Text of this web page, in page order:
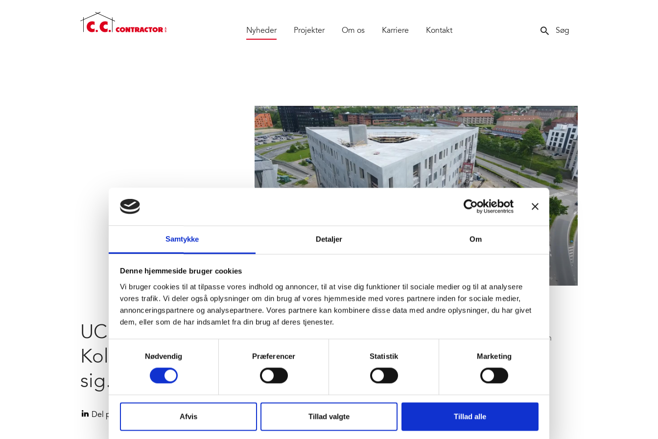
Samtykke Detaljer Om
Denne hjemmeside bruger cookies
Vi bruger cookies til at tilpasse vores indhold og annoncer, til at vise dig funktioner til sociale medier og til at analysere
vores trafik. Vi deler også oplysninger om din brug af vores hjemmeside med vores partnere inden for sociale medier,
annonceringspartnere og analysepartnere. Vores partnere kan kombinere disse data med andre oplysninger, du har givet
dem, eller som de har indsamlet fra din brug af deres tjenester.
Nødvendig
Præferencer Statistik Marketing
Afvis Tillad valgte Tillad alle
Nyheder Projekter Om os Karriere Kontakt search Søg
UC Syd Campus
Kolding rejser
sig…
Del på LinkedIn
07.06.2021 . DRONEVIDEO
UC SYD Campus Kolding har haft besøg af en dronepilot, som har fulgt byggeriet i en
Det er blevet til denne lille
Du kan læse mere om byggeriether.